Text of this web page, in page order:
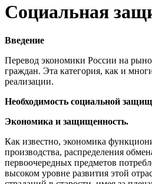
Социальная
Введение
Перевод экономики России на
граждан. Эта категория, как и
реализации.
Необходимость социальной
Экономика и защищенность.
Как известно, экономика
производства, распределения
первоочередных предметов
высоком уровне развития этой